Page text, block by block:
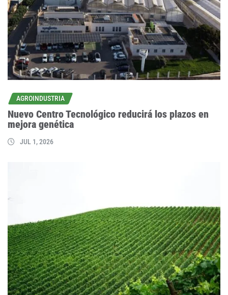
AGROINDUSTRIA
Nuevo Centro Tecnológico reducirá los plazos en
mejora genética
JUL 1, 2026